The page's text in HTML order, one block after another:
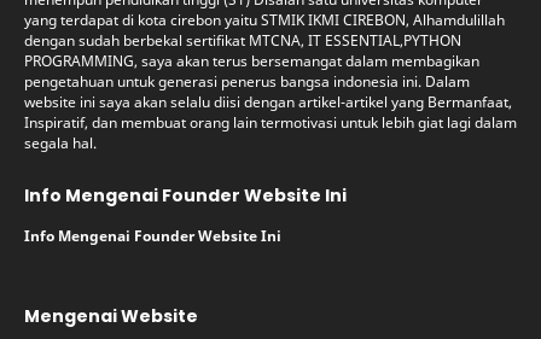
Mengenai Website
yang terdapat di kota cirebon yaitu STMIK IKMI CIREBON, Alhamdulillah
dengan sudah berbekal sertifikat MTCNA, IT ESSENTIAL,PYTHON
PROGRAMMING, saya akan terus bersemangat dalam membagikan
pengetahuan untuk generasi penerus bangsa indonesia ini. Dalam
website ini saya akan selalu diisi dengan artikel-artikel yang Bermanfaat,
Inspiratif, dan membuat orang lain termotivasi untuk lebih giat lagi dalam
segala hal.
Info Mengenai Founder Website Ini
Info Mengenai Founder Website Ini